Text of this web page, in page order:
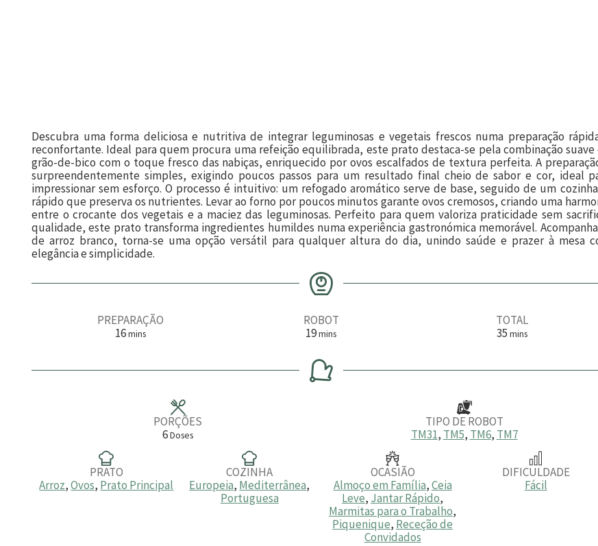
Descubra uma forma deliciosa e nutritiva de integrar leguminosas e vegetais frescos numa preparação
reconfortante. Ideal para quem procura uma refeição equilibrada, este prato destaca-se pela combinação suave
grão-de-bico com o toque fresco das nabiças, enriquecido por ovos escalfados de textura perfeita. A
surpreendentemente simples, exigindo poucos passos para um resultado final cheio de sabor e cor, ideal
impressionar sem esforço. O processo é intuitivo: um refogado aromático serve de base, seguido de um
rápido que preserva os nutrientes. Levar ao forno por poucos minutos garante ovos cremosos, criando uma
entre o crocante dos vegetais e a maciez das leguminosas. Perfeito para quem valoriza praticidade sem
qualidade, este prato transforma ingredientes humildes numa experiência gastronómica memorável.
de arroz branco, torna-se uma opção versátil para qualquer altura do dia, unindo saúde e prazer à mesa
elegância e simplicidade.
PREPARAÇÃO
16m
u
mins
ROBOT
19m
n
t
mins
TOTAL
35m
u
mins
PORÇÕES
6Doses
TIPO DE ROBOT
TM31, TM5, TM6, TM7
PRATO
Arroz,Ovos, Prato Principal
COZINHA
Europeia, Mediterrânea,
Portuguesa
OCASIÃO
Almoço em Família,Ceia
Leve, Jantar Rápido,
Marmitas para o Trabalho,
Piquenique, Receção de
Convidados
DIFICULDADE
Fácil